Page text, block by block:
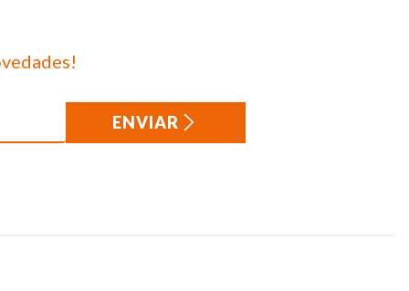
ENVIAR